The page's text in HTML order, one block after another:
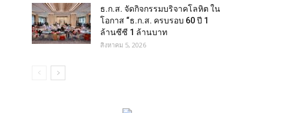
ธ.ก.ส. จัดกิจกรรมบริจาคโลหิต ใน
โอกาส “ธ.ก.ส. ครบรอบ 60 ปี 1
ล้านซีซี 1 ล้านบาท
สิงหาคม 5, 2026